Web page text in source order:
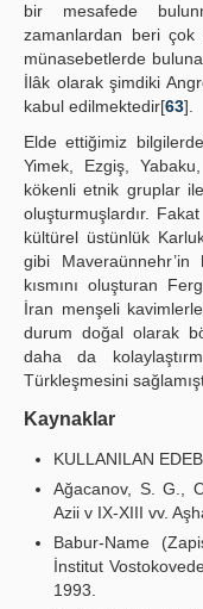
bir mesafede
zamanlardan beri çok
münasebetlerde
İlâk olarak şimdiki
kabul edilmektedir[63].
Elde ettiğimiz
Yimek, Ezgiş,
kökenli etnik gruplar
oluşturmuşlardır.
kültürel üstünlük
gibi
kısmını oluşturan
İran menşeli
durum doğal olarak
daha da
Türkleşmesini
Kaynaklar
KULLANILAN
Ağacanov, S. G.,
Azii v IX-XIII vv.
Babur-Name
İnstitut
1993.